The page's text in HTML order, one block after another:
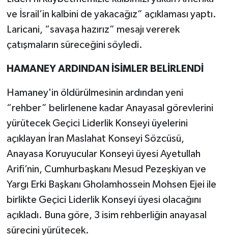
ve İsrail’in kalbini de yakacağız” açıklaması yaptı.
Laricani, “savaşa hazırız” mesajı vererek
çatışmaların süreceğini söyledi.
HAMANEY ARDINDAN İSİMLER BELİRLENDİ
Hamaney'in öldürülmesinin ardından yeni
“rehber” belirlenene kadar Anayasal görevlerini
yürütecek Geçici Liderlik Konseyi üyelerini
açıklayan İran Maslahat Konseyi Sözcüsü,
Anayasa Koruyucular Konseyi üyesi Ayetullah
Arifi’nin, Cumhurbaşkanı Mesud Pezeşkiyan ve
Yargı Erki Başkanı Gholamhossein Mohsen Ejei ile
birlikte Geçici Liderlik Konseyi üyesi olacağını
açıkladı. Buna göre, 3 isim rehberliğin anayasal
sürecini yürütecek.